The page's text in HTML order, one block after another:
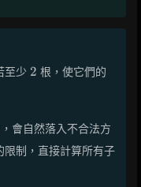
至少 2
2 根，使它們的
，會自然落入不合法方
限制，直接計算所有子